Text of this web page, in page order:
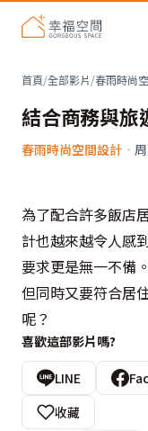
首頁/全部影片/春雨時尚
結合商務與旅
春雨時尚空間設計 ·
為了配合許多飯店
計也越來越令人感
要求更是無一不備
但同時又要符合居
呢？
喜歡這部影片嗎?
LINE
收藏